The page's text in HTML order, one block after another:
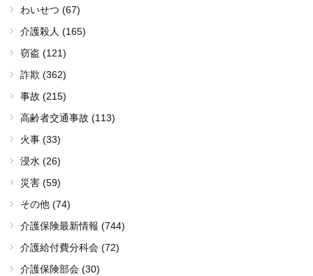
わいせつ (67)
介護殺人 (165)
窃盗 (121)
詐欺 (362)
事故 (215)
高齢者交通事故 (113)
火事 (33)
浸水 (26)
災害 (59)
その他 (74)
介護保険最新情報 (744)
介護給付費分科会 (72)
介護保険部会 (30)